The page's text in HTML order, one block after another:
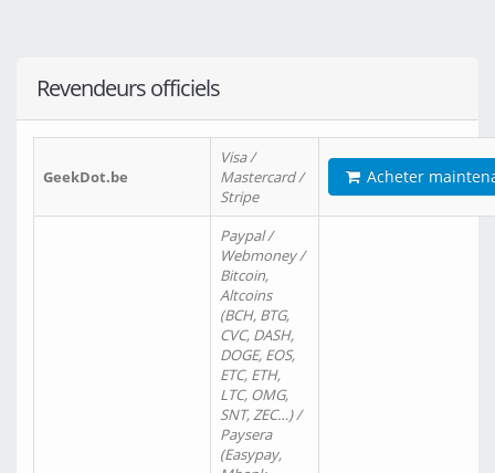
Revendeurs officiels
GeekDot.be
Visa /
Mastercard /
Stripe
Acheter
Paypal /
Webmoney /
Bitcoin,
Altcoins
(BCH, BTG,
CVC, DASH,
DOGE, EOS,
ETC, ETH,
LTC, OMG,
SNT, ZEC…) /
Paysera
(Easypay,